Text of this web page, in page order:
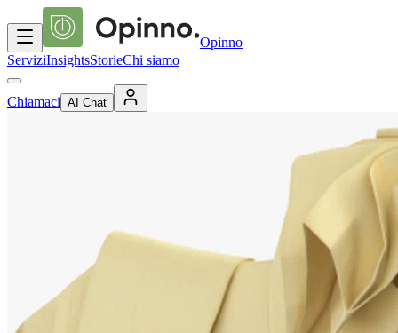
Opinno
ServiziInsightsStorieChi siamo
Chiamaci AI Chat